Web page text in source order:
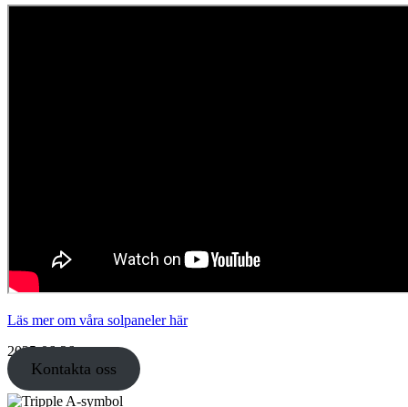
Läs mer om våra solpaneler här
2025-06-26
Kontakta oss